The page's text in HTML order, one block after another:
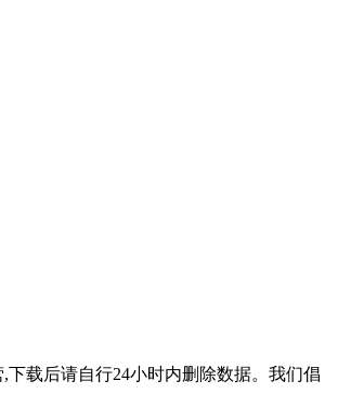
载后请自行24小时内删除数据。我们倡